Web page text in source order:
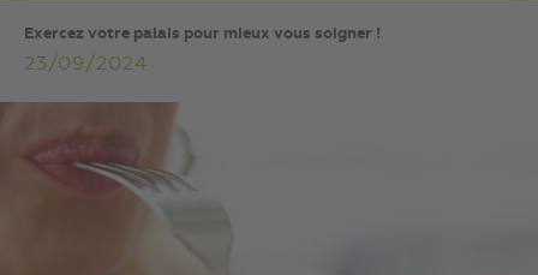
Exercez votre palais pour mieux vous soigner !
23/09/2024